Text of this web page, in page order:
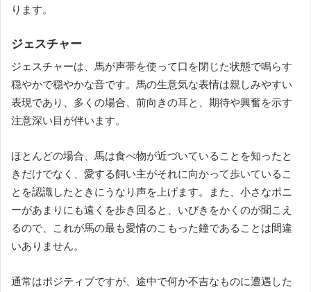
ります。
ジェスチャー
ジェスチャーは、馬が声帯を使って口を閉じた状態で鳴らす
穏やかで穏やかな音です。 馬の生意気な表情は親しみやすい
表現であり、多くの場合、前向きの耳と、期待や興奮を示す
注意深い目が伴います。
ほとんどの場合、馬は食べ物が近づいていることを知ったと
きだけでなく、愛する飼い主がそれに向かって歩いているこ
とを認識したときにうなり声を上げます。
また、小さなポニ
ーがあまりにも遠くを歩き回ると、いびきをかくのが聞こえ
るので、これが馬の最も愛情のこもった鐘であることは間違
いありません。
通常はポジティブですが、途中で何か不吉なものに遭遇した